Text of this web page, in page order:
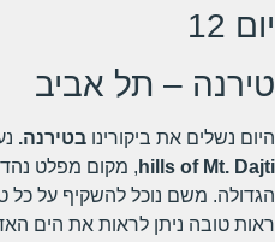
יום 12
טירנה – תל אביב
היום נשלים את ביקורינו בטירנה.
hills of Mt. Dajti , מקום מפלט
הגדולה. משם נוכל להשקיף על כל